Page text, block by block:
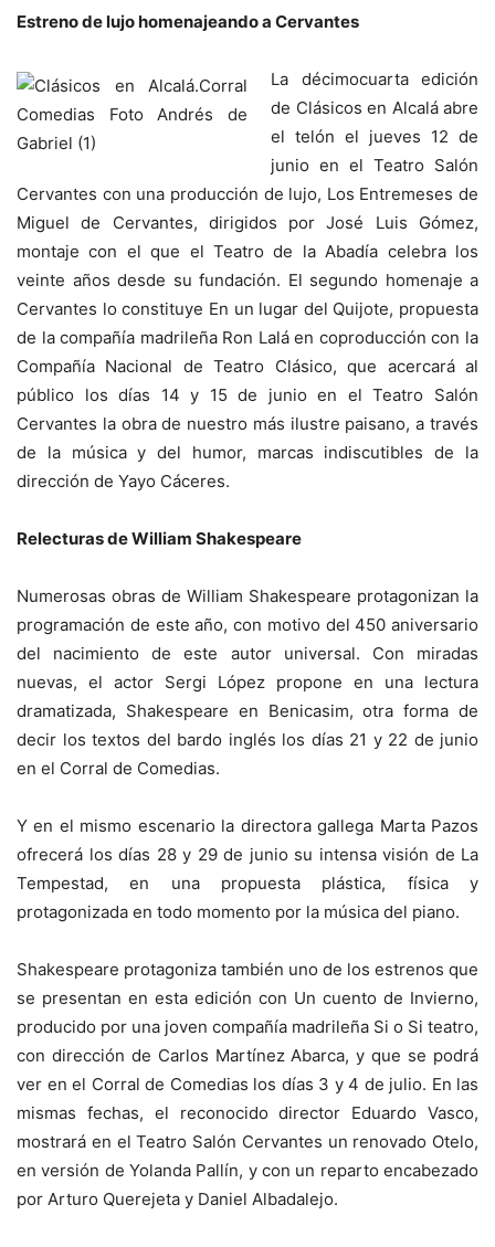
Estreno de lujo homenajeando a Cervantes
La décimocuarta edición
de Clásicos en Alcalá abre
el telón el jueves 12 de
junio en el Teatro Salón
Cervantes con una producción de lujo, Los Entremeses de
Miguel de Cervantes, dirigidos por José Luis Gómez,
montaje con el que el Teatro de la Abadía celebra los
veinte años desde su fundación. El segundo homenaje a
Cervantes lo constituye En un lugar del Quijote, propuesta
de la compañía madrileña Ron Lalá en coproducción con la
Compañía Nacional de Teatro Clásico, que acercará al
público los días 14 y 15 de junio en el Teatro Salón
Cervantes la obra de nuestro más ilustre paisano, a través
de la música y del humor, marcas indiscutibles de la
dirección de Yayo Cáceres.
Relecturas de William Shakespeare
Numerosas obras de William Shakespeare protagonizan la
programación de este año, con motivo del 450 aniversario
del nacimiento de este autor universal. Con miradas
nuevas, el actor Sergi López propone en una lectura
dramatizada, Shakespeare en Benicasim, otra forma de
decir los textos del bardo inglés los días 21 y 22 de junio
en el Corral de Comedias.
Y en el mismo escenario la directora gallega Marta Pazos
ofrecerá los días 28 y 29 de junio su intensa visión de La
Tempestad, en una propuesta plástica, física y
protagonizada en todo momento por la música del piano.
Shakespeare protagoniza también uno de los estrenos que
se presentan en esta edición con Un cuento de Invierno,
producido por una joven compañía madrileña Si o Si teatro,
con dirección de Carlos Martínez Abarca, y que se podrá
ver en el Corral de Comedias los días 3 y 4 de julio. En las
mismas fechas, el reconocido director Eduardo Vasco,
mostrará en el Teatro Salón Cervantes un renovado Otelo,
en versión de Yolanda Pallín, y con un reparto encabezado
por Arturo Querejeta y Daniel Albadalejo.